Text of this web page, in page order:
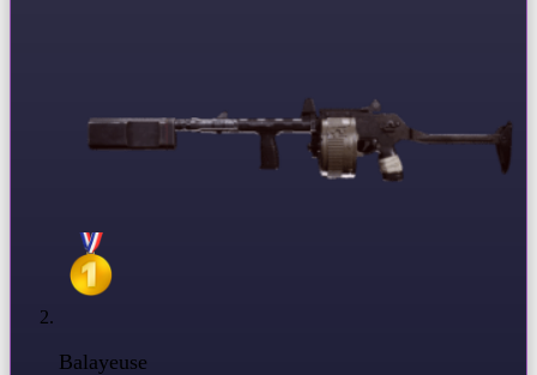
Balayeuse